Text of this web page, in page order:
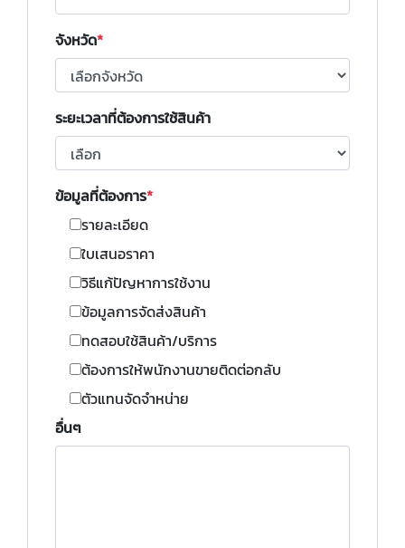
จังหวัด
ระยะเวลาที่ต้องการใช้สินค้า
ข้อมูลที่ต้องการ
รายละเอียด
ใบเสนอราคา
วิธีแก้ปัญหาการใช้งาน
ข้อมูลการจัดส่งสินค้า
ทดสอบใช้สินค้า/บริการ
ต้องการให้พนักงานขายติดต่อกลับ
ตัวแทนจัดจำหน่าย
อื่นๆ